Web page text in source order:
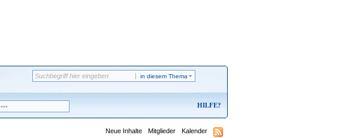
in diesem Thema
HILFE
Neue Inhalte Mitglieder Kalender